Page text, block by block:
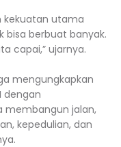
kekuatan utama
bisa berbuat banyak.
capai,” ujarnya.
mengungkapkan
dengan
membangun jalan,
kepedulian, dan